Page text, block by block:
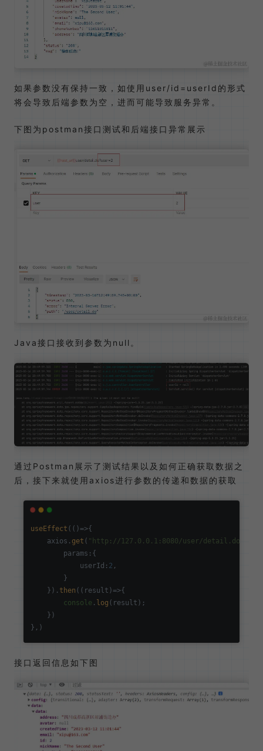
如果参数没有保持一致，如使用user/id=userId的形式
将会导致后端参数为空，进而可能导致服务异常。
下图为postman接口测试和后端接口异常展示
Java接口接收到参数为null。
通过Postman展示了测试结果以及如何正确获取数据之
后，接下来就使用axios进行参数的传递和数据的获取
useEffect ( ()=>{
axios. get ( "http://127.0.0.1:8080/user/detail.do"
params :{
userId : 2 ,
}
}). then ( ( result )=>{
console . log (result);
})
接口返回信息如下图